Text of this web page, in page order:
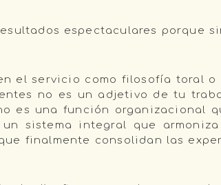
espectaculares porque
el servicio como filosofía toral o
no es un adjetivo de tu
es una función organizacional
un sistema integral que
finalmente consolidan las